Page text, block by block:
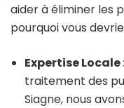
aider à éliminer les
pourquoi vous
Expertise Locale
traitement des
Siagne, nous